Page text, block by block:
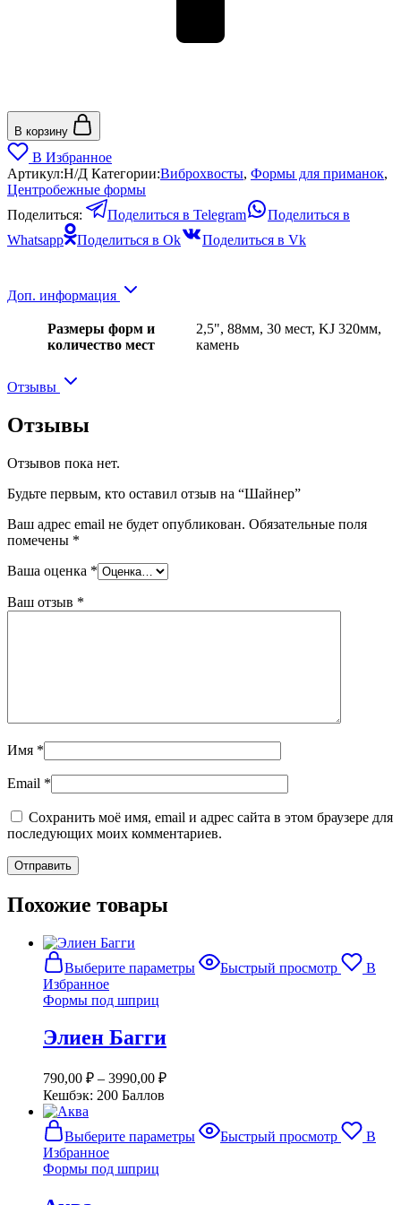
В корзину
В Избранное
Артикул:Н/Д Категории:Виброхвосты, Формы для приманок,
Центробежные формы
Поделиться:
Поделиться в Telegram
Поделиться в
Whatsapp
Поделиться в Ok Поделиться в Vk
Доп. информация
Размеры форм и
количество мест
2,5", 88мм, 30 мест, KJ 320мм,
камень
Отзывы
Отзывы
Отзывов пока нет.
Будьте первым, кто оставил отзыв на “Шайнер”
Ваш адрес email не будет опубликован. Обязательные поля
помечены *
Ваша оценка *
Ваш отзыв *
Имя *
Email *
Сохранить моё имя, email и адрес сайта в этом браузере для
последующих моих комментариев.
Похожие товары
Выберите параметры
Этот
товар
товара.
Быстрый просмотр
В
Избранное
Формы под шприц
Элиен Багги
790,00 ₽ – 3990,00 ₽
Кешбэк: 200 Баллов
Выберите параметры
Этот
товарБыстрый просмотр
В
Избранное
Формы под шприц